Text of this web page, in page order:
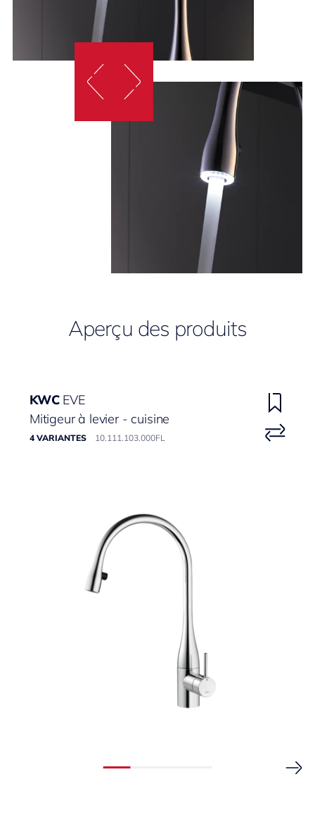
Aperçu des produits
KWC EVE
Mitigeur à levier - cuisine
4 VARIANTES 10.111.103.000FL